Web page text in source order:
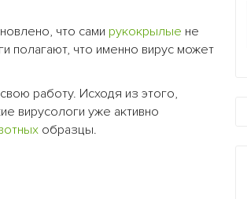
что сами рукокрылые не
полагают, что именно вирус может
работу. Исходя из этого,
вирусологи уже активно
образцы.